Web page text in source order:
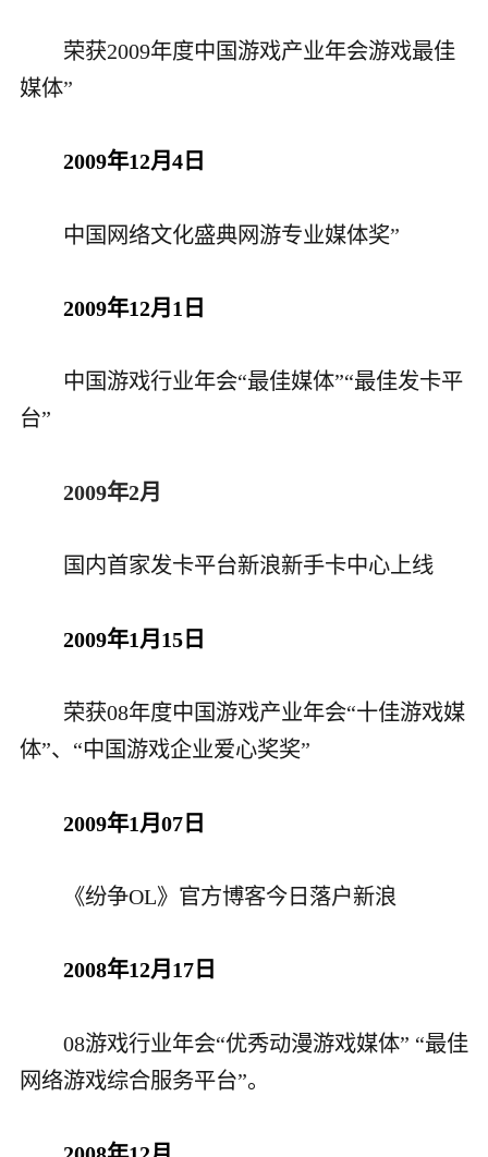
荣获2009年度中国游戏产业年会游戏最佳
媒体”
2009年12月4日
中国网络文化盛典网游专业媒体奖”
2009年12月1日
中国游戏行业年会“最佳媒体”“最佳发卡平
台”
2009年2月
国内首家发卡平台新浪新手卡中心上线
2009年1月15日
荣获08年度中国游戏产业年会“十佳游戏媒
体”、“中国游戏企业爱心奖奖”
2009年1月07日
《纷争OL》官方博客今日落户新浪
2008年12月17日
08游戏行业年会“优秀动漫游戏媒体” “最佳
网络游戏综合服务平台”。